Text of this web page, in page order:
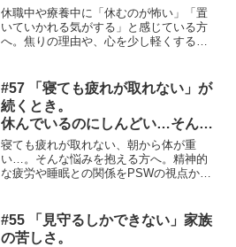
思い出してほしいこと
休職中や療養中に「休むのが怖い」「置
いていかれる気がする」と感じている方
へ。焦りの理由や、心を少し軽くする考
間です。
#57 「寝ても疲れが取れない」が
続くとき。
休んでいるのにしんどい…そんな
あなたへ
寝ても疲れが取れない、朝から体が重
い…。そんな悩みを抱える方へ。精神的
な疲労や睡眠との関係をPSWの視点から
#55 「見守るしかできない」家族
の苦しさ。